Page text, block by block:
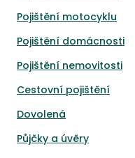
Pojištění motocyklu
Pojištění domácnosti
Pojištění nemovitosti
Cestovní pojištění
Dovolená
Půjčky a úvěry